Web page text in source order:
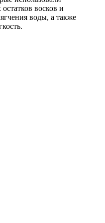
восков и
воды, а также